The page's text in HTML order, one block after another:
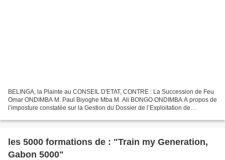
BELINGA, la Plainte au CONSEIL D'ETAT, CONTRE : La Succession de Feu
Omar ONDIMBA M. Paul Biyoghe Mba M. Ali BONGO ONDIMBA A propos de
l’imposture constatée sur la Gestion du Dossier de l’Exploitation de
les 5000 formations de : "Train my Generation,
Gabon 5000"